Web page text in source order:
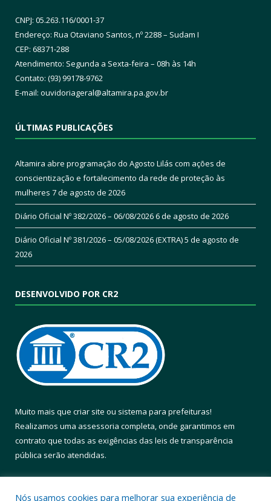
CNPJ: 05.263.116/0001-37
Endereço: Rua Otaviano Santos, nº 2288 – Sudam I
CEP: 68371-288
Atendimento: Segunda a Sexta-feira – 08h às 14h
Contato: (93) 99178-9762
E-mail: ouvidoriageral@altamira.pa.gov.br
ÚLTIMAS PUBLICAÇÕES
Altamira abre programação do Agosto Lilás com ações de
conscientização e fortalecimento da rede de proteção às
mulheres 7 de agosto de 2026
Diário Oficial Nº 382/2026 – 06/08/20266 de agosto de 2026
Diário Oficial Nº 381/2026 – 05/08/2026 (EXTRA)5 de agosto de
2026
DESENVOLVIDO POR CR2
Muito mais que criar site ou sistema para prefeituras!
Realizamos uma assessoria completa, onde garantimos em
contrato que todas as exigências das leis de transparência
pública serão atendidas.
Nós usamos cookies para melhorar sua experiência de